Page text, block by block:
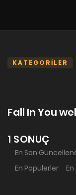
En Sevilenler
Planlanan Seriler
TÜRLER
Tüm Türler
KATEGORİLER
Fall In You
1 SONUÇ
En Son
En Popülerler